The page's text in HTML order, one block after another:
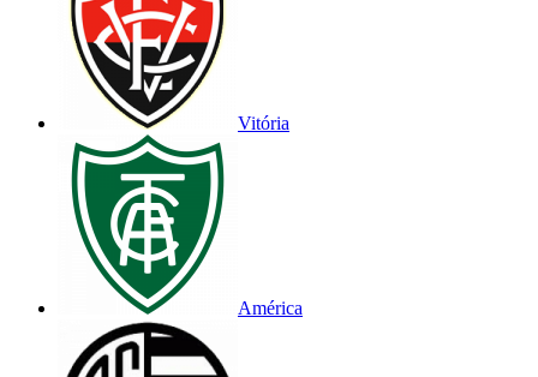
Vitória
América